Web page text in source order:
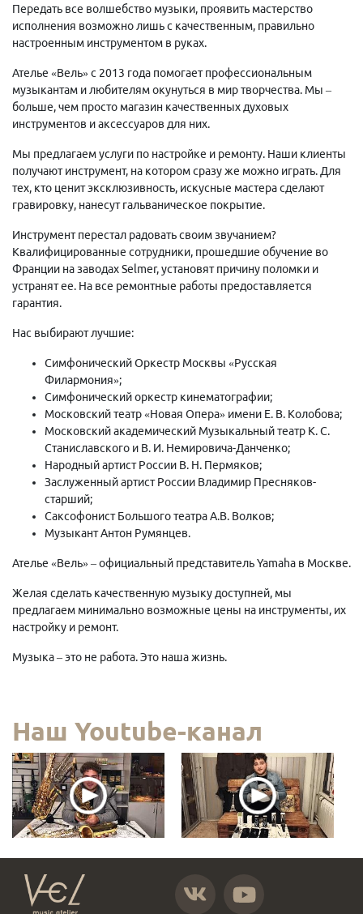
Передать все волшебство музыки, проявить мастерство
исполнения возможно лишь с качественным, правильно
настроенным инструментом в руках.
Ателье «Вель» с 2013 года помогает профессиональным
музыкантам и любителям окунуться в мир творчества. Мы –
больше, чем просто магазин качественных духовых
инструментов и аксессуаров для них.
Мы предлагаем услуги по настройке и ремонту. Наши клиенты
получают инструмент, на котором сразу же можно играть. Для
тех, кто ценит эксклюзивность, искусные мастера сделают
гравировку, нанесут гальваническое покрытие.
Инструмент перестал радовать своим звучанием?
Квалифицированные сотрудники, прошедшие обучение во
Франции на заводах Selmer, установят причину поломки и
устранят ее. На все ремонтные работы предоставляется
гарантия.
Нас выбирают лучшие:
Симфонический Оркестр Москвы «Русская
Филармония»;
Симфонический оркестр кинематографии;
Московский театр «Новая Опера» имени Е. В. Колобова;
Московский академический Музыкальный театр К. С.
Станиславского и В. И. Немировича-Данченко;
Народный артист России В. Н. Пермяков;
Заслуженный артист России Владимир Пресняков-
старший;
Саксофонист Большого театра А.В. Волков;
Музыкант Антон Румянцев.
Ателье «Вель» – официальный представитель Yamaha в Москве.
Желая сделать качественную музыку доступней, мы
предлагаем минимально возможные цены на инструменты, их
настройку и ремонт.
Музыка – это не работа. Это наша жизнь.
Наш Youtube-канал